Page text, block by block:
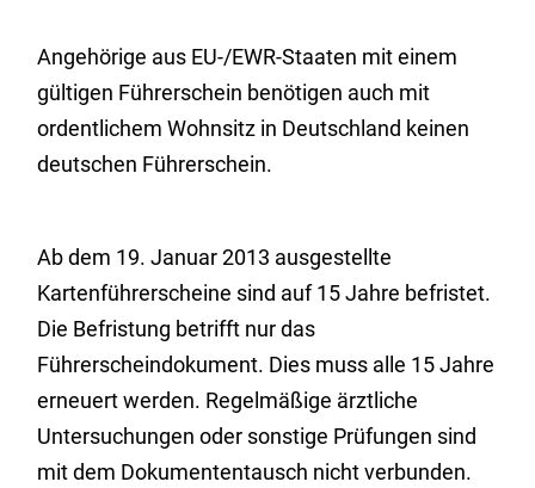
Angehörige aus EU-/EWR-Staaten mit einem
gültigen Führerschein benötigen auch mit
ordentlichem Wohnsitz in Deutschland keinen
deutschen Führerschein.
Ab dem 19. Januar 2013 ausgestellte
Kartenführerscheine sind auf 15 Jahre befristet.
Die Befristung betrifft nur das
Führerscheindokument. Dies muss alle 15 Jahre
erneuert werden. Regelmäßige ärztliche
Untersuchungen oder sonstige Prüfungen sind
mit dem Dokumententausch nicht verbunden.